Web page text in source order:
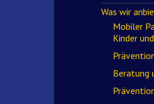
Was wir
Mobiler
Kinder
Beratung